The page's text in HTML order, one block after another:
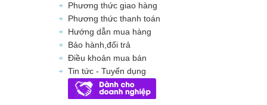
Phương thức giao hàng
Phương thức thanh toán
Hướng dẫn mua hàng
Bảo hành,đổi trả
Điều khoản mua bán
Tin tức - Tuyển dụng